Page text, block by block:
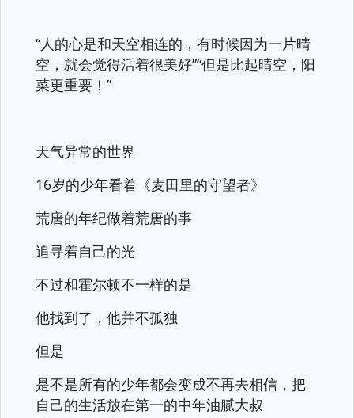
“人的心是和天空相连的，有时候因为一片晴
空，就会觉得活着很美好”“但是比起晴空，阳
菜更重要！”
天气异常的世界
16岁的少年看着《麦田里的守望者》
荒唐的年纪做着荒唐的事
追寻着自己的光
不过和霍尔顿不一样的是
他找到了，他并不孤独
但是
是不是所有的少年都会变成不再去相信，把
自己的生活放在第一的中年油腻大叔